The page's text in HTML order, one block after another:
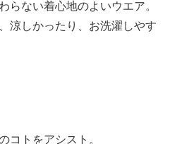
らない着心地のよいウエア。
涼しかったり、お洗濯しやす
コトをアシスト。